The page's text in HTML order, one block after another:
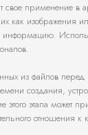
свое применение в
как
информацию.
из файлов
создания,
этапа может
отношения к